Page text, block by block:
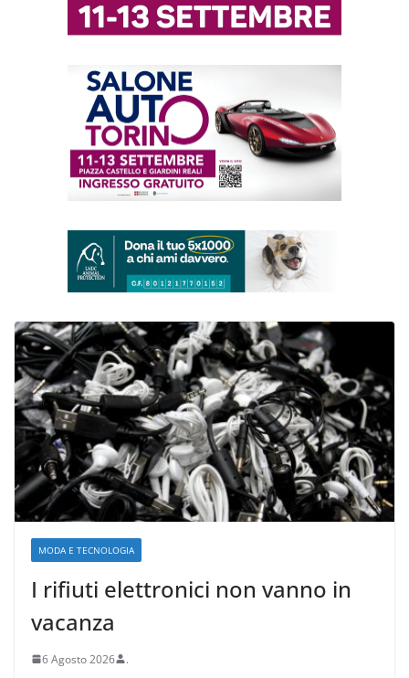
MODA E TECNOLOGIA
I rifiuti elettronici non vanno in
vacanza
6 Agosto 2026 .